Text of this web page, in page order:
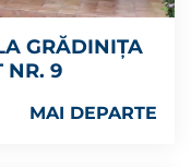
GRĂDINIȚA
NR. 9
MAI DEPARTE